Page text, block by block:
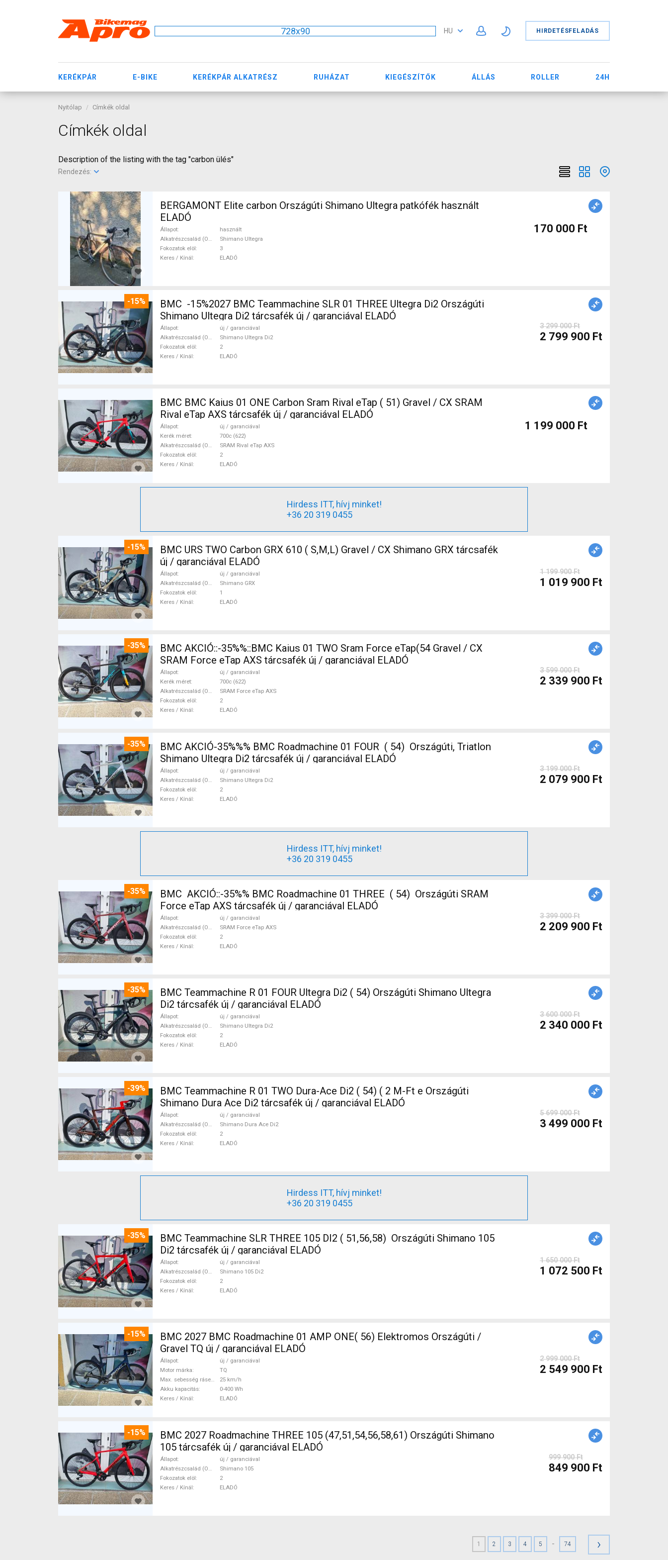
728x90 HU HIRDETÉSFELADÁS
KERÉKPÁR E-BIKE KERÉKPÁR ALKATRÉSZ RUHÁZAT KIEGÉSZÍTŐK ÁLLÁS ROLLER 24H
Nyitólap Címkék oldal
Címkék oldal
Description of the listing with the tag "carbon ülés"
Rendezés:
BERGAMONT Elite carbon Országúti Shimano Ultegra patkófék használt
ELADÓ
Állapot
használt
Alkatrészcsalád (Outi)
Shimano Ultegra
Fokozatok elöl
3
Keres / Kínál
ELADÓ
170 000 Ft
-15%
BMC -15%2027 BMC Teammachine SLR 01 THREE Ultegra Di2 Országúti
Shimano Ultegra Di2 tárcsafék új / garanciával ELADÓ
Állapot
új / garanciával
Alkatrészcsalád (Outi)
Shimano Ultegra Di2
Fokozatok elöl
2
Keres / Kínál
ELADÓ
3 299 000 Ft
2 799 900 Ft
BMC BMC Kaius 01 ONE Carbon Sram Rival eTap ( 51) Gravel / CX SRAM
Rival eTap AXS tárcsafék új / garanciával ELADÓ
Állapot
új / garanciával
Kerék méret
700c (622)
Alkatrészcsalád (Outi)
SRAM Rival eTap AXS
Fokozatok elöl
2
Keres / Kínál
ELADÓ
1 199 000 Ft
Hirdess ITT, hívj minket!
+36 20 319 0455
-15%
BMC URS TWO Carbon GRX 610 ( S,M,L) Gravel / CX Shimano GRX tárcsafék
új / garanciával ELADÓ
Állapot
új / garanciával
Alkatrészcsalád (Outi)
Shimano GRX
Fokozatok elöl
1
Keres / Kínál
ELADÓ
1 199 900 Ft
1 019 900 Ft
-35%
BMC AKCIÓ::-35%%::BMC Kaius 01 TWO Sram Force eTap(54 Gravel / CX
SRAM Force eTap AXS tárcsafék új / garanciával ELADÓ
Állapot
új / garanciával
Kerék méret
700c (622)
Alkatrészcsalád (Outi)
SRAM Force eTap AXS
Fokozatok elöl
2
Keres / Kínál
ELADÓ
3 599 000 Ft
2 339 900 Ft
-35%
BMC AKCIÓ-35%%% BMC Roadmachine 01 FOUR ( 54) Országúti, Triatlon
Shimano Ultegra Di2 tárcsafék új / garanciával ELADÓ
Állapot
új / garanciával
Alkatrészcsalád (Outi)
Shimano Ultegra Di2
Fokozatok elöl
2
Keres / Kínál
ELADÓ
3 199 000 Ft
2 079 900 Ft
Hirdess ITT, hívj minket!
+36 20 319 0455
-35%
BMC AKCIÓ::-35%% BMC Roadmachine 01 THREE ( 54) Országúti SRAM
Force eTap AXS tárcsafék új / garanciával ELADÓ
Állapot
új / garanciával
Alkatrészcsalád (Outi)
SRAM Force eTap AXS
Fokozatok elöl
2
Keres / Kínál
ELADÓ
3 399 000 Ft
2 209 900 Ft
-35%
BMC Teammachine R 01 FOUR Ultegra Di2 ( 54) Országúti Shimano Ultegra
Di2 tárcsafék új / garanciával ELADÓ
Állapot
új / garanciával
Alkatrészcsalád (Outi)
Shimano Ultegra Di2
Fokozatok elöl
2
Keres / Kínál
ELADÓ
3 600 000 Ft
2 340 000 Ft
-39%
BMC Teammachine R 01 TWO Dura-Ace Di2 ( 54) ( 2 M-Ft e Országúti
Shimano Dura Ace Di2 tárcsafék új / garanciával ELADÓ
Állapot
új / garanciával
Alkatrészcsalád (Outi)
Shimano Dura Ace Di2
Fokozatok elöl
2
Keres / Kínál
ELADÓ
5 699 000 Ft
3 499 000 Ft
Hirdess ITT, hívj minket!
+36 20 319 0455
-35%
BMC Teammachine SLR THREE 105 DI2 ( 51,56,58) Országúti Shimano 105
Di2 tárcsafék új / garanciával ELADÓ
Állapot
új / garanciával
Alkatrészcsalád (Outi)
Shimano 105 Di2
Fokozatok elöl
2
Keres / Kínál
ELADÓ
1 650 000 Ft
1 072 500 Ft
-15%
BMC 2027 BMC Roadmachine 01 AMP ONE( 56) Elektromos Országúti /
Gravel TQ új / garanciával ELADÓ
Állapot
új / garanciával
Motor márka
TQ
Max. sebesség rásegítéssel
25 km/h
Akku kapacitás
0-400 Wh
Keres / Kínál
ELADÓ
2 999 000 Ft
2 549 900 Ft
-15%
BMC 2027 Roadmachine THREE 105 (47,51,54,56,58,61) Országúti Shimano
105 tárcsafék új / garanciával ELADÓ
Állapot
új / garanciával
Alkatrészcsalád (Outi)
Shimano 105
Fokozatok elöl
2
Keres / Kínál
ELADÓ
999 900 Ft
849 900 Ft
1 2 3 4 5 - 74 ›